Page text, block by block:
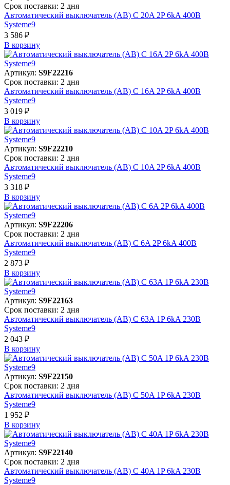
Срок поставки: 2 дня
Автоматический выключатель (АВ) C 20A 2P 6kA 400В
Systeme9
3 586 ₽
В корзинy
Артикул: S9F22216
Срок поставки: 2 дня
Автоматический выключатель (АВ) C 16A 2P 6kA 400В
Systeme9
3 019 ₽
В корзинy
Артикул: S9F22210
Срок поставки: 2 дня
Автоматический выключатель (АВ) C 10A 2P 6kA 400В
Systeme9
3 318 ₽
В корзинy
Артикул: S9F22206
Срок поставки: 2 дня
Автоматический выключатель (АВ) C 6A 2P 6kA 400В
Systeme9
2 873 ₽
В корзинy
Артикул: S9F22163
Срок поставки: 2 дня
Автоматический выключатель (АВ) C 63A 1P 6kA 230В
Systeme9
2 043 ₽
В корзинy
Артикул: S9F22150
Срок поставки: 2 дня
Автоматический выключатель (АВ) C 50A 1P 6kA 230В
Systeme9
1 952 ₽
В корзинy
Артикул: S9F22140
Срок поставки: 2 дня
Автоматический выключатель (АВ) C 40A 1P 6kA 230В
Systeme9